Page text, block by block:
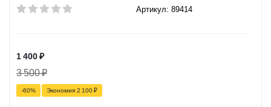
Артикул: 89414
1 400₽
3 500₽
-60% Экономия 2 100₽